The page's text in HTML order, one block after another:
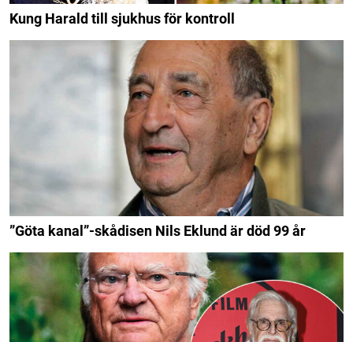
Kung Harald till sjukhus för kontroll
”Göta kanal”-skådisen Nils Eklund är död 99 år